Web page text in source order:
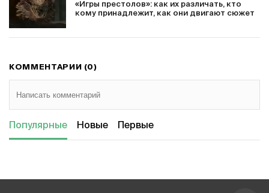
«Игры престолов»: как их различать, кто
кому принадлежит, как они двигают сюжет
КОММЕНТАРИИ (0)
Популярные Новые Первые